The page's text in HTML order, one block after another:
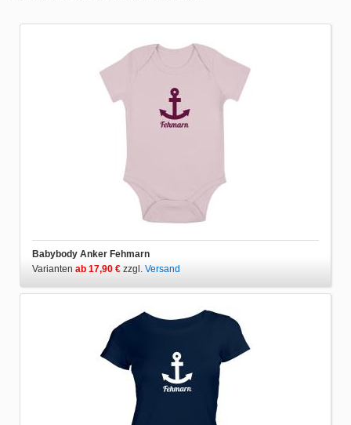
Babybody Anker Fehmarn
Varianten ab 17,90 € zzgl. Versand